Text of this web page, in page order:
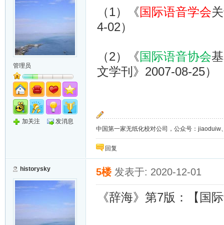
管理员
加关注 发消息
（1） 《国际语音学会
4-02）
（2） 《国际语音协会
文学刊》 2007-08-25）
中国第一家无纸化校对公司，公众号：
回复
historysky 5楼 发表于: 2020-12-01
《辞海》第7版：【 国